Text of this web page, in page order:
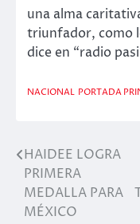
una alma
triunfador, como
dice en “radio
NACIONAL PORTADA
Navegación
de
entradas
HAIDEE LOGRA
PRIMERA
MEDALLA PARA
MÉXICO